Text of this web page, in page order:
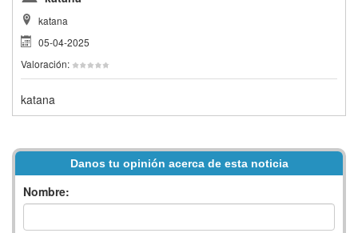
katana
05-04-2025
Valoración:
katana
Danos tu opinión acerca de esta noticia
Nombre: